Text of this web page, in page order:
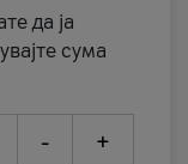
да ја
сума
- +